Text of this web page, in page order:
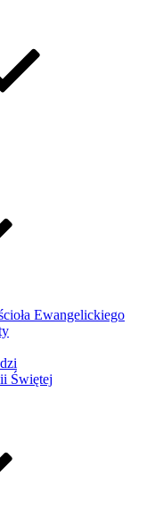
Ewangelickiego
Świętej